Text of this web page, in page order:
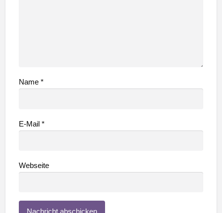
Name *
E-Mail *
Webseite